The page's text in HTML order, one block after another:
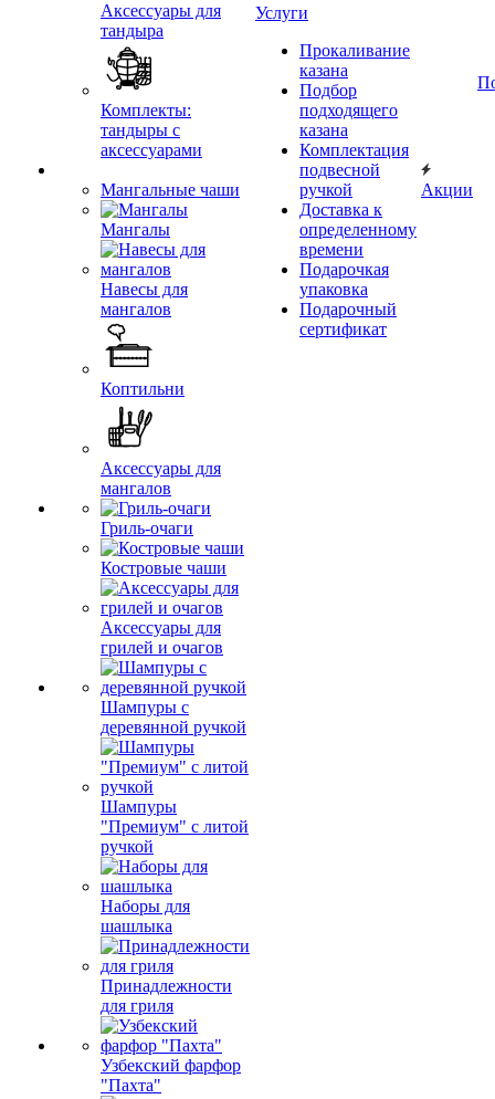
Аксессуары для
тандыра
Комплекты:
тандыры с
аксессуарами
Мангальные чаши
Мангалы
Навесы для
мангалов
Коптильни
Аксессуары для
мангалов
Гриль-очаги
Костровые чаши
Аксессуары для
грилей и очагов
Шампуры с
деревянной ручкой
Шампуры
"Премиум" с литой
ручкой
Наборы для
шашлыка
Принадлежности
для гриля
Узбекский фарфор
"Пахта"
Услуги
Прокаливание
казана
Подбор
подходящего
казана
Комплектация
подвесной
ручкой
Доставка к
определенному
времени
Подарочкая
упаковка
Подарочный
сертификат
Акции